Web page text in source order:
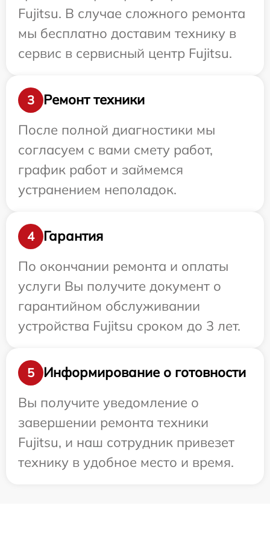
Fujitsu. В случае сложного ремонта
мы бесплатно доставим технику в
сервис в сервисный центр Fujitsu.
3
Ремонт техники
После полной диагностики мы
согласуем с вами смету работ,
график работ и займемся
устранением неполадок.
4
Гарантия
По окончании ремонта и оплаты
услуги Вы получите документ о
гарантийном обслуживании
устройства Fujitsu сроком до 3 лет.
5
Информирование о готовности
Вы получите уведомление о
завершении ремонта техники
Fujitsu, и наш сотрудник привезет
технику в удобное место и время.